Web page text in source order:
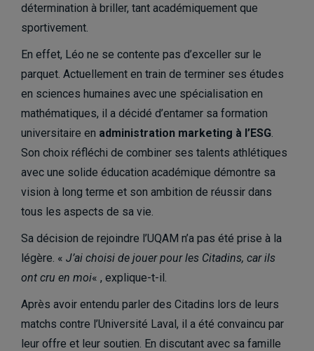
détermination à briller, tant académiquement que
sportivement.
En effet, Léo ne se contente pas d’exceller sur le
parquet. Actuellement en train de terminer ses études
en sciences humaines avec une spécialisation en
mathématiques, il a décidé d’entamer sa formation
universitaire en administration marketing à l’ESG.
Son choix réfléchi de combiner ses talents athlétiques
avec une solide éducation académique démontre sa
vision à long terme et son ambition de réussir dans
tous les aspects de sa vie.
Sa décision de rejoindre l’UQAM n’a pas été prise à la
légère. « J’ai choisi de jouer pour les Citadins, car ils
ont cru en moi« , explique-t-il.
Après avoir entendu parler des Citadins lors de leurs
matchs contre l’Université Laval, il a été convaincu par
leur offre et leur soutien. En discutant avec sa famille